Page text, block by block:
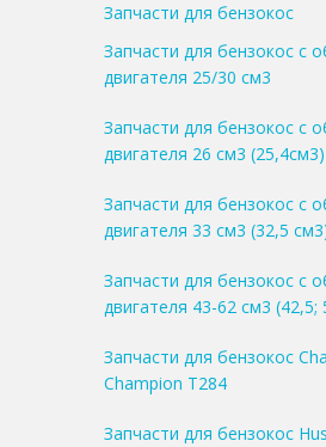
Запчасти для бензокос
Запчасти для бензокос с
двигателя 25/30 см3
Запчасти для бензокос с
двигателя 26 см3 (25,4см3)
Запчасти для бензокос с
двигателя 33 см3 (32,5
Запчасти для бензокос с
двигателя 43-62 см3 (42,5;
Запчасти для бензокос
Champion T284
Запчасти для бензокос